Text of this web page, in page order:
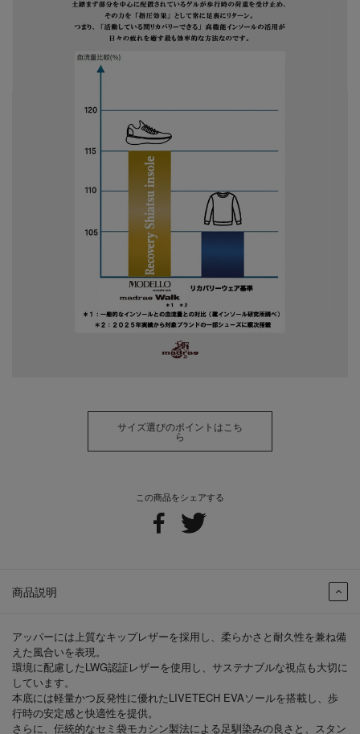
この商品をシェアする
商品説明
アッパーには上質なキップレザーを採用し、柔らかさと耐久性を兼ね備
えた風合いを表現。
環境に配慮したLWG認証レザーを使用し、サステナブルな視点も大切に
しています。
本底には軽量かつ反発性に優れたLIVETECH EVAソールを搭載し、歩
行時の安定感と快適性を提供。
さらに、伝統的なセミ袋モカシン製法による足馴染みの良さと、スタン
サイズ選びのポイントはこち
ら